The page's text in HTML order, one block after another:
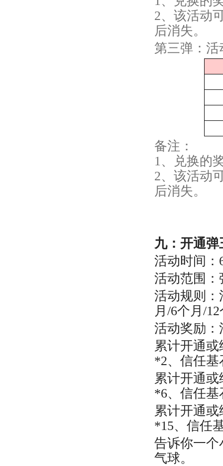
2、该活动
后消失。
第三弹：活
备注：
1、兑换的
2、该活动
后消失。
九： 开通弹
活动时间：
活动范围
活动规则：
月/6个月/
活动奖励
累计开通
*2、信任基
累计开通
*6、信任基
累计开通
*15、信任
告诉你一
气球。